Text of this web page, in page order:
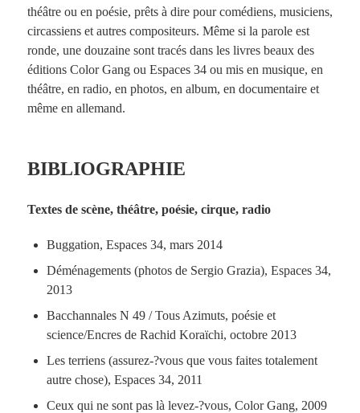
théâtre ou en poésie, prêts à dire pour comédiens, musiciens,
circassiens et autres compositeurs. Même si la parole est
ronde, une douzaine sont tracés dans les livres beaux des
éditions Color Gang ou Espaces 34 ou mis en musique, en
théâtre, en radio, en photos, en album, en documentaire et
même en allemand.
BIBLIOGRAPHIE
Textes de scène, théâtre, poésie, cirque, radio
Buggation, Espaces 34, mars 2014
Déménagements (photos de Sergio Grazia), Espaces 34,
2013
Bacchannales N 49 / Tous Azimuts, poésie et
science/Encres de Rachid Koraïchi, octobre 2013
Les terriens (assurez-­?vous que vous faites totalement
autre chose), Espaces 34, 2011
Ceux qui ne sont pas là levez-­?vous, Color Gang, 2009